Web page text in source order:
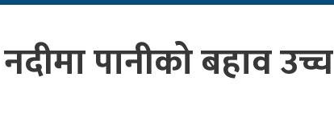
पानीको बहाव उच्च